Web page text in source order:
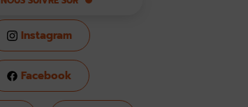
Instagram
Facebook